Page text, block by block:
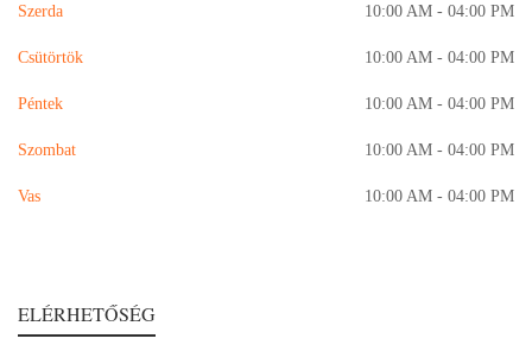
Szerda 10:00 AM - 04:00 PM
Csütörtök 10:00 AM - 04:00 PM
Péntek 10:00 AM - 04:00 PM
Szombat 10:00 AM - 04:00 PM
Vas 10:00 AM - 04:00 PM
ELÉRHETŐSÉG